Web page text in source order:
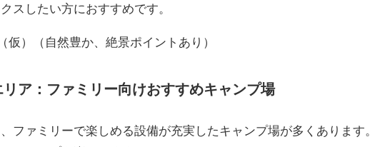
スしたい方におすすめです。
仮）（自然豊か、絶景ポイントあり）
ア：ファミリー向けおすすめキャンプ場
ファミリーで楽しめる設備が充実したキャンプ場が多くあります